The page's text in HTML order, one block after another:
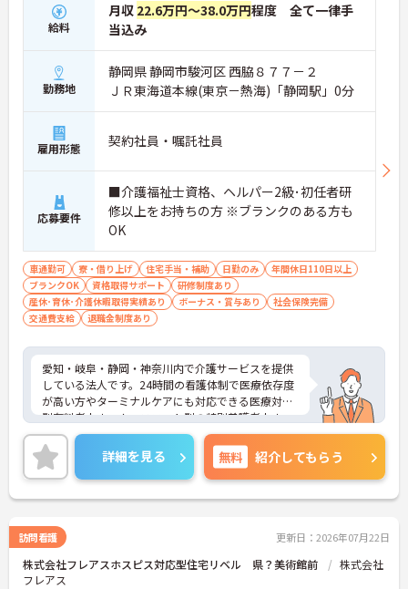
給料
月収 22.6万円～38.0万円程度 全て一律手
当込み
勤務地
静岡県 静岡市駿河区 西脇８７７－２
ＪＲ東海道本線(東京－熱海)「静岡駅」0分
雇用形態 契約社員・嘱託社員
応募要件
■介護福祉士資格、ヘルパー2級･初任者研
修以上をお持ちの方 ※ブランクのある方も
OK
車通勤可 寮・借り上げ 住宅手当・補助 日勤のみ
年間休日110日以上
ブランクOK
資格取得サポート
研修制度あり
産休･育休･介護休暇取得実績あり
ボーナス・賞与あり
社会保険完備
交通費支給
退職金制度あり
愛知・岐阜・静岡・神奈川内で介護サービスを提供
している法人です。24時間の看護体制で医療依存度
が高い方やターミナルケアにも対応できる医療対応
型有料老人ホーム、ユニット型の特別養護老人ホー
ムを運営しています。利用者様とスタッフとの距離
も近く、一人ひとりに寄り添ったケアが実現できま
す。福利厚生も整っており長く安心してご就業でき
る環境です。ご興味ある方には、面接対策ポイント
など、さらに詳細をお話しいたしますのでお気軽に
詳細を見る 無料 紹介してもらう
訪問看護 更新日：2026年07月22日
株式会社フレアスホスピス対応型住宅リベル 県？美術館前
株式会社
フレアス